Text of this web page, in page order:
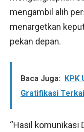
mengambil alih
menargetkan
pekan depan.
Baca Juga: KPK
Gratifikasi
“Hasil komunikasi